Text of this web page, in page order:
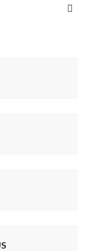
